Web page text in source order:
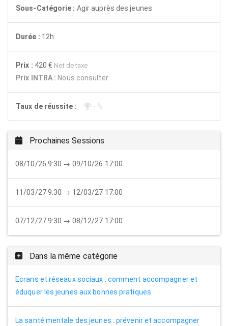
Sous-Catégorie : Agir auprès des jeunes
Durée : 12h
Prix : 420 € Net de taxe
Prix INTRA : Nous consulter
Taux de réussite : - %
Prochaines Sessions
08/10/26 9:30 → 09/10/26 17:00
11/03/27 9:30 → 12/03/27 17:00
07/12/27 9:30 → 08/12/27 17:00
Dans la même catégorie
Ecrans et réseaux sociaux : comment accompagner et
éduquer les jeunes aux bonnes pratiques
La santé mentale des jeunes : prévenir et accompagner